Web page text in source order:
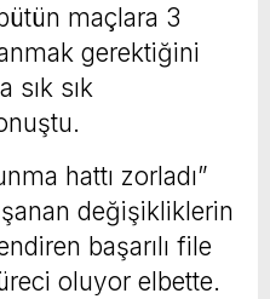
maçlara 3
gerektiğini
sık sık
hattı zorladı”
değişikliklerin
başarılı file
oluyor elbette.